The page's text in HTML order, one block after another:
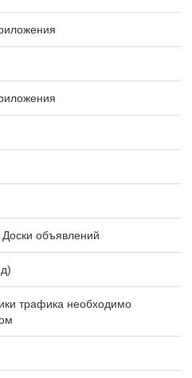
объявлений
трафика необходимо